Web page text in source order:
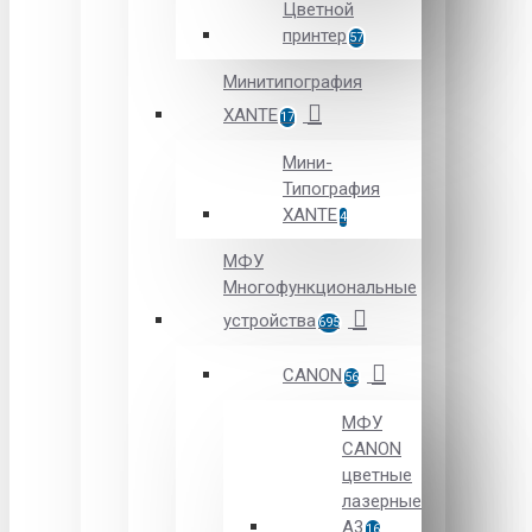
Цветной
принтер 57
Минитипография
XANTE17
Мини-
Типография
XANTE4
МФУ
Многофункциональные
устройства695
CANON 56
МФУ
CANON
цветные
лазерные
А3